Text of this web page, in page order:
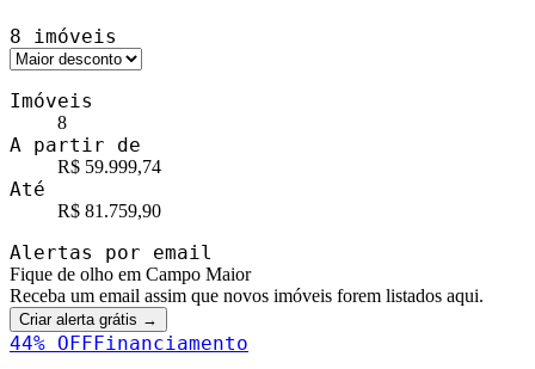
8 imóveis
Imóveis
8
A partir de
R$ 59.999,74
Até
R$ 81.759,90
Alertas por email
Fique de olho em Campo Maior
Receba um email assim que novos imóveis forem listados aqui.
Criar alerta grátis →
44% OFFFinanciamento